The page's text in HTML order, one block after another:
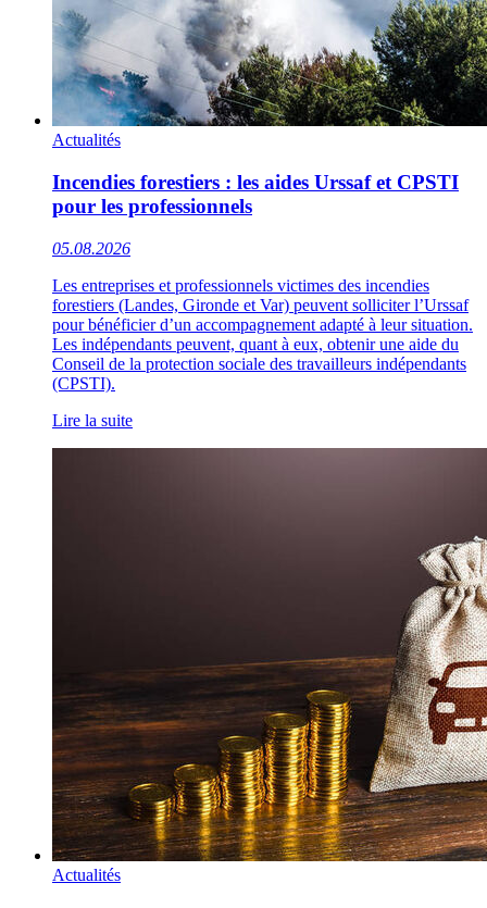
Actualités
Incendies forestiers : les aides Urssaf et CPSTI
pour les professionnels
05.08.2026
Les entreprises et professionnels victimes des incendies
forestiers (Landes, Gironde et Var) peuvent solliciter l’Urssaf
pour bénéficier d’un accompagnement adapté à leur situation.
Les indépendants peuvent, quant à eux, obtenir une aide du
Conseil de la protection sociale des travailleurs indépendants
(CPSTI).
Lire la suite
Actualités